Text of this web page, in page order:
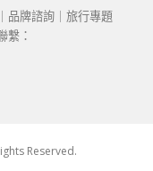
品牌諮詢｜旅行專題
繫：
Reserved.